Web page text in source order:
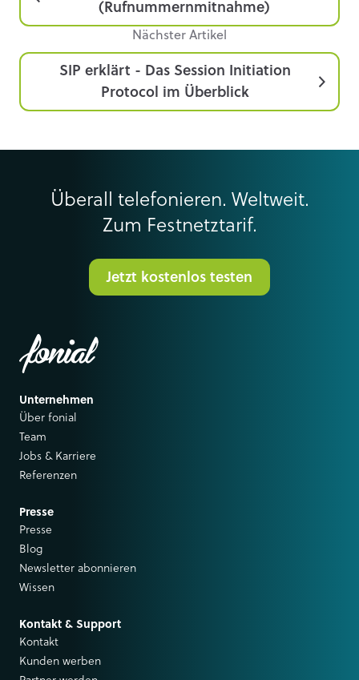
(Rufnummernmitnahme)
Nächster Artikel
SIP erklärt - Das Session Initiation
Protocol im Überblick
Überall telefonieren. Weltweit.
Zum Festnetztarif.
Jetzt kostenlos testen
Unternehmen
Über fonial
Team
Jobs & Karriere
Referenzen
Presse
Presse
Blog
Newsletter abonnieren
Wissen
Kontakt & Support
Kontakt
Kunden werben